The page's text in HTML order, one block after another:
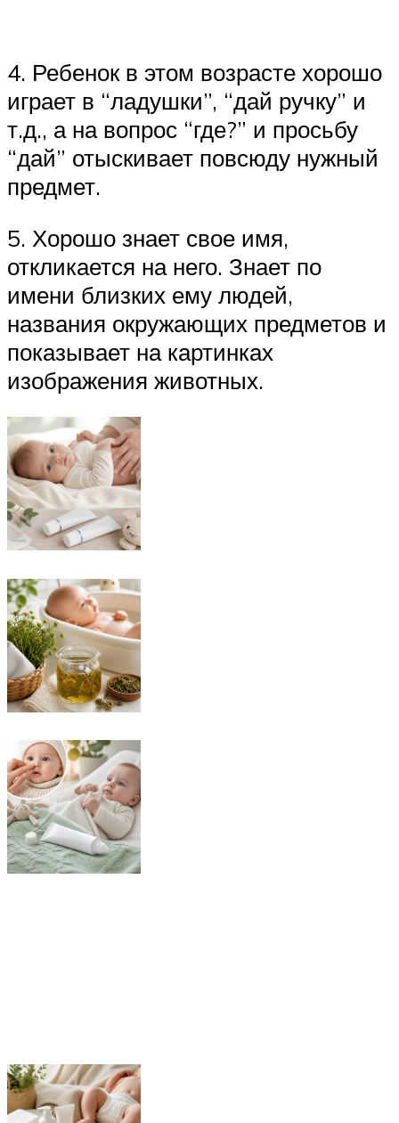
4. Ребенок в этом возрасте хорошо
играет в “ладушки”, “дай ручку” и
т.д., а на вопрос “где?” и просьбу
“дай” отыскивает повсюду нужный
предмет.
5. Хорошо знает свое имя,
откликается на него. Знает по
имени близких ему людей,
названия окружающих предметов и
показывает на картинках
изображения животных.